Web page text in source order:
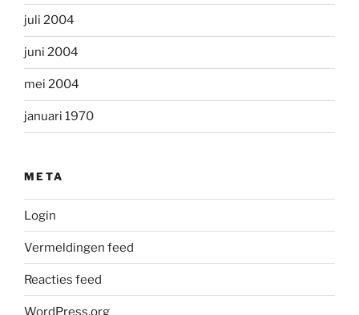
juli 2004
juni 2004
mei 2004
januari 1970
META
Login
Vermeldingen feed
Reacties feed
WordPress.org